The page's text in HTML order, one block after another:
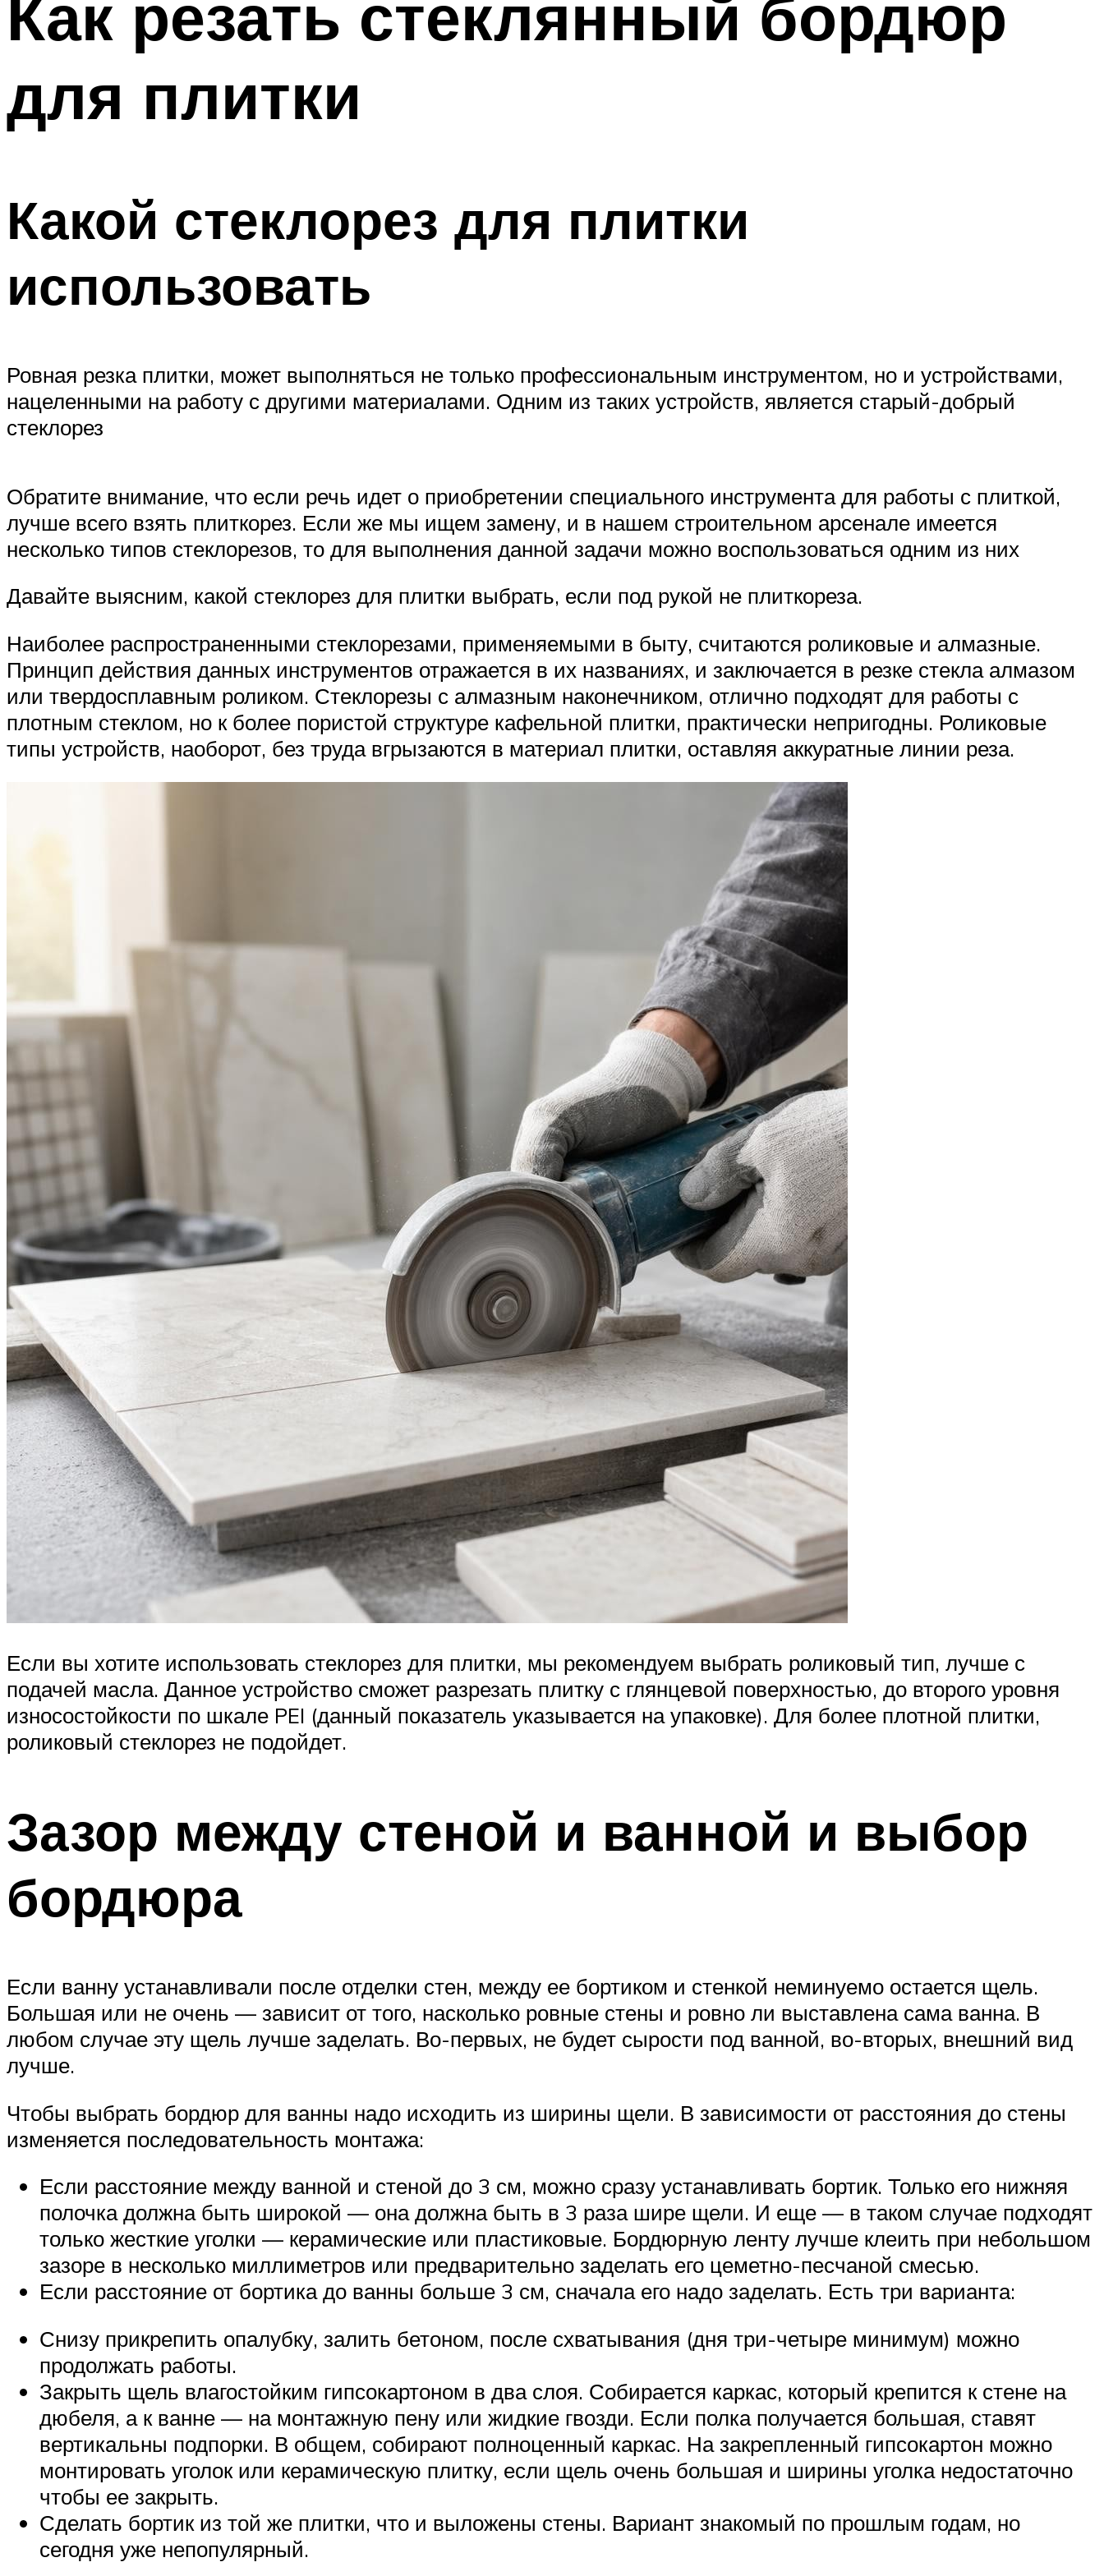
Как резать стеклянный бордюр
для плитки
Какой стеклорез для плитки
использовать
Ровная резка плитки, может выполняться не только профессиональным инструментом, но и устройствами,
нацеленными на работу с другими материалами. Одним из таких устройств, является старый-добрый
стеклорез
Обратите внимание, что если речь идет о приобретении специального инструмента для работы с плиткой,
лучше всего взять плиткорез. Если же мы ищем замену, и в нашем строительном арсенале имеется
несколько типов стеклорезов, то для выполнения данной задачи можно воспользоваться одним из них
Давайте выясним, какой стеклорез для плитки выбрать, если под рукой не плиткореза.
Наиболее распространенными стеклорезами, применяемыми в быту, считаются роликовые и алмазные.
Принцип действия данных инструментов отражается в их названиях, и заключается в резке стекла алмазом
или твердосплавным роликом. Стеклорезы с алмазным наконечником, отлично подходят для работы с
плотным стеклом, но к более пористой структуре кафельной плитки, практически непригодны. Роликовые
типы устройств, наоборот, без труда вгрызаются в материал плитки, оставляя аккуратные линии реза.
Если вы хотите использовать стеклорез для плитки, мы рекомендуем выбрать роликовый тип, лучше с
подачей масла. Данное устройство сможет разрезать плитку с глянцевой поверхностью, до второго уровня
износостойкости по шкале PEI (данный показатель указывается на упаковке). Для более плотной плитки,
роликовый стеклорез не подойдет.
Зазор между стеной и ванной и выбор
бордюра
Если ванну устанавливали после отделки стен, между ее бортиком и стенкой неминуемо остается щель.
Большая или не очень — зависит от того, насколько ровные стены и ровно ли выставлена сама ванна. В
любом случае эту щель лучше заделать. Во-первых, не будет сырости под ванной, во-вторых, внешний вид
лучше.
Чтобы выбрать бордюр для ванны надо исходить из ширины щели. В зависимости от расстояния до стены
изменяется последовательность монтажа:
Если расстояние между ванной и стеной до 3 см, можно сразу устанавливать бортик. Только его нижняя
полочка должна быть широкой — она должна быть в 3 раза шире щели. И еще — в таком случае подходят
только жесткие уголки — керамические или пластиковые. Бордюрную ленту лучше клеить при небольшом
зазоре в несколько миллиметров или предварительно заделать его цеметно-песчаной смесью.
Если расстояние от бортика до ванны больше 3 см, сначала его надо заделать. Есть три варианта:
Снизу прикрепить опалубку, залить бетоном, после схватывания (дня три-четыре минимум) можно
продолжать работы.
Закрыть щель влагостойким гипсокартоном в два слоя. Собирается каркас, который крепится к стене на
дюбеля, а к ванне — на монтажную пену или жидкие гвозди. Если полка получается большая, ставят
вертикальны подпорки. В общем, собирают полноценный каркас. На закрепленный гипсокартон можно
монтировать уголок или керамическую плитку, если щель очень большая и ширины уголка недостаточно
чтобы ее закрыть.
Сделать бортик из той же плитки, что и выложены стены. Вариант знакомый по прошлым годам, но
сегодня уже непопулярный.